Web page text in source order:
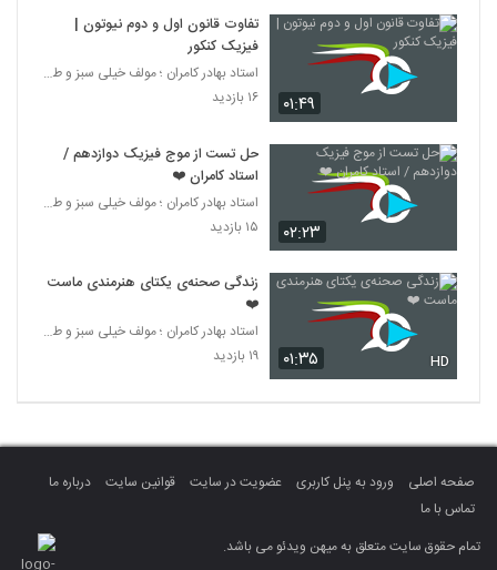
۰۱:۴۹
تفاوت قانون اول و دوم نیوتون |
فیزیک کنکور
استاد بهادر کامران ؛ مولف خیلی سبز و طراح قلم چی
۱۶ بازدید
۰۲:۲۳
حل تست از موج فیزیک دوازدهم /
استاد کامران ❤️
استاد بهادر کامران ؛ مولف خیلی سبز و طراح قلم چی
۱۵ بازدید
۰۱:۳۵ HD
زندگی صحنه‌ی یکتای هنرمندی ماست
❤️
استاد بهادر کامران ؛ مولف خیلی سبز و طراح قلم چی
۱۹ بازدید
صفحه اصلی ورود به پنل کاربری عضویت در سایت قوانین سایت
درباره ما
تماس با ما
تمام حقوق سایت متعلق به میهن ویدئو می باشد.